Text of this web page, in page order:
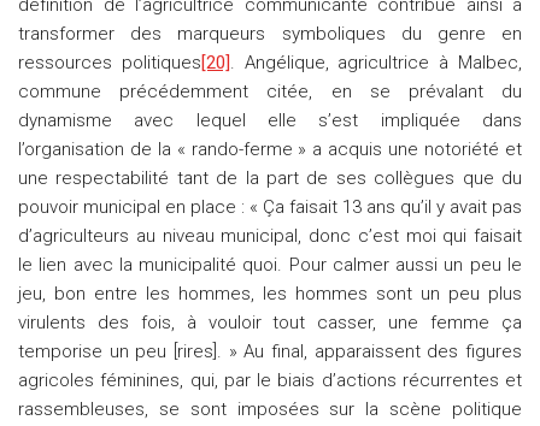
définition de l’agricultrice communicante contribue ainsi à
transformer des marqueurs symboliques du genre en
ressources politiques[20]. Angélique, agricultrice à Malbec,
commune précédemment citée, en se prévalant du
dynamisme avec lequel elle s’est impliquée dans
l’organisation de la « rando-ferme » a acquis une notoriété et
une respectabilité tant de la part de ses collègues que du
pouvoir municipal en place : « Ça faisait 13 ans qu’il y avait pas
d’agriculteurs au niveau municipal, donc c’est moi qui faisait
le lien avec la municipalité quoi. Pour calmer aussi un peu le
jeu, bon entre les hommes, les hommes sont un peu plus
virulents des fois, à vouloir tout casser, une femme ça
temporise un peu [rires]. » Au final, apparaissent des figures
agricoles féminines, qui, par le biais d’actions récurrentes et
rassembleuses, se sont imposées sur la scène politique